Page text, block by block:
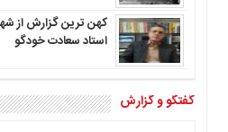
کهن ترین گزارش از
استاد سعادت خودگو
گفتگو و گزارش